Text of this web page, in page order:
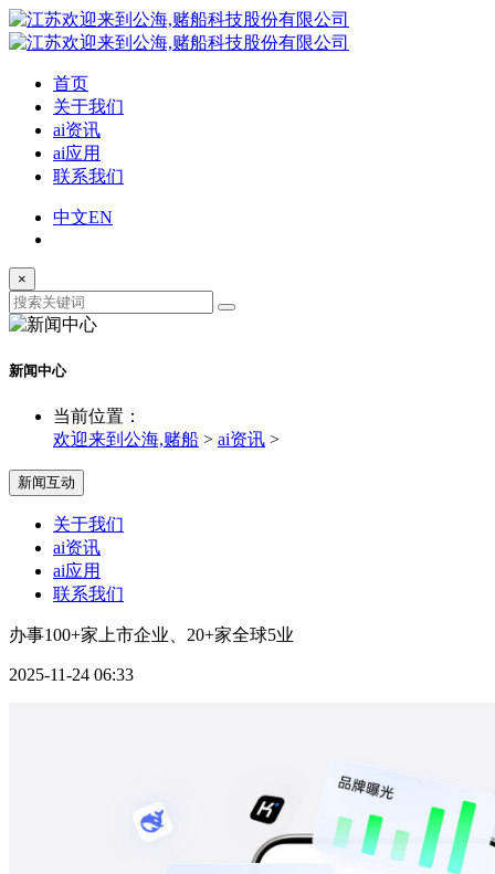
首页
关于我们
ai资讯
ai应用
联系我们
中文EN
×
新闻中心
当前位置：
欢迎来到公海,赌船 > ai资讯 >
新闻互动
关于我们
ai资讯
ai应用
联系我们
办事100+家上市企业、20+家全球5业
2025-11-24 06:33